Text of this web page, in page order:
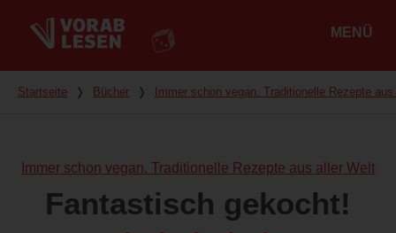
MENÜ
Du bist hier
Startseite ❭ Bücher ❭ Immer schon vegan. Traditionelle Rezepte
Immer schon vegan. Traditionelle Rezepte aus aller Welt
Fantastisch gekocht!